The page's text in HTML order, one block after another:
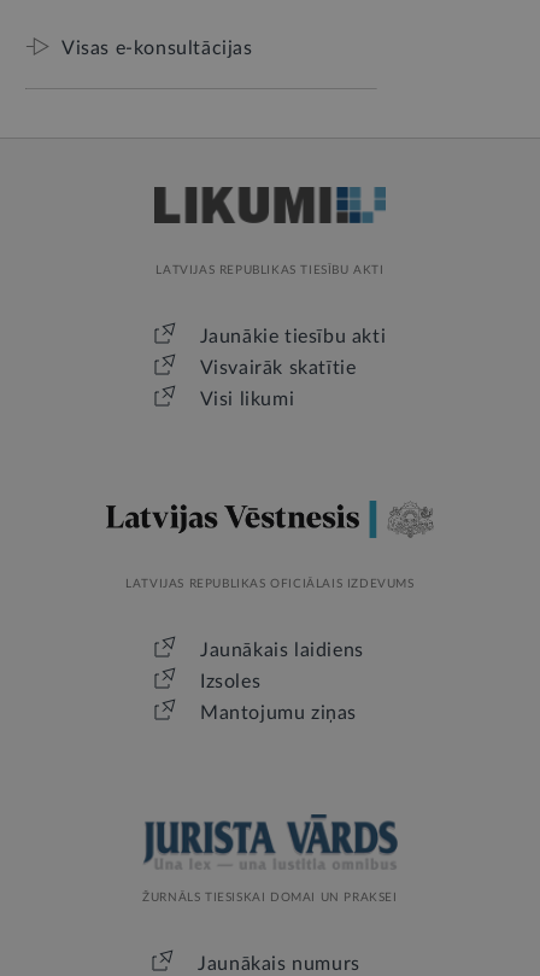
Visas e-konsultācijas
LATVIJAS REPUBLIKAS TIESĪBU AKTI
Jaunākie tiesību akti
Visvairāk skatītie
Visi likumi
LATVIJAS REPUBLIKAS OFICIĀLAIS IZDEVUMS
Jaunākais laidiens
Izsoles
Mantojumu ziņas
ŽURNĀLS TIESISKAI DOMAI UN PRAKSEI
Jaunākais numurs